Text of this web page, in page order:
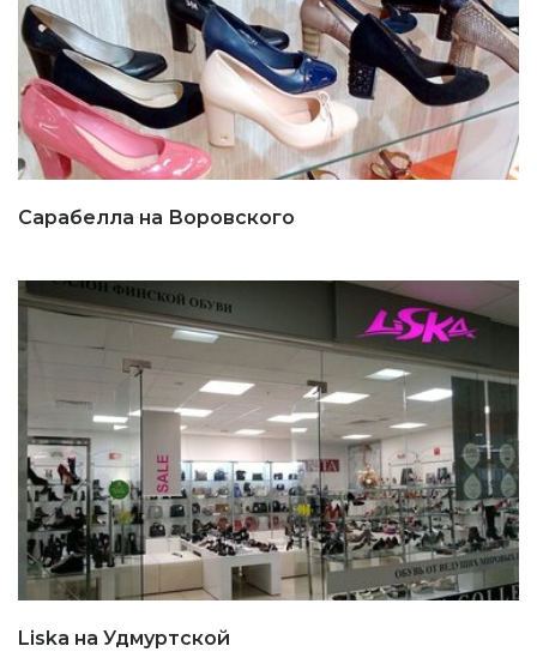
Сарабелла на Воровского
Liska на Удмуртской